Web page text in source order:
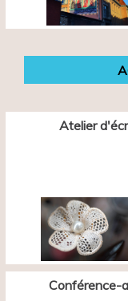
Atelier
Conférence-